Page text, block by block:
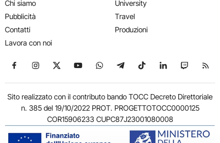
Chi siamo
Pubblicità
Contatti
Lavora con noi
University
Travel
Produzioni
Seguici su Facebook
Seguici su Instagram
Seguici su X
Seguici su YouTube
Seguici su WhatsApp
Seguici su Telegram
Seguici su TikTok
Seguici su
Seguici
Sito realizzato con il contributo bando TOCC Decreto Direttoriale
n. 385 del 19/10/2022 PROT. PROGETTOTOCC0000125
COR15906233 CUPC87J23001080008